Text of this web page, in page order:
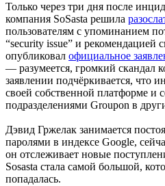
Только через три дня после
компания SoSasta решила
пользователям с упоминанием
“security issue” и рекомендацией
опубликовал официальное
— разумеется, громкий скандал
заявлении подчёркивается, что
своей собственной платформе и
подразделениями Groupon в
Дэвид Гржелак занимается
паролями в индексе Google,
он отслеживает новые
Sosasta стала самой большой,
попадалась.